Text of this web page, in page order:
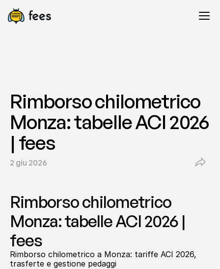
Rimborso chilometrico
Monza: tabelle ACI 2026
| fees
2 giu 2026
Rimborso chilometrico
Monza: tabelle ACI 2026 |
fees
Rimborso chilometrico a Monza: tariffe ACI 2026,
trasferte e gestione pedaggi